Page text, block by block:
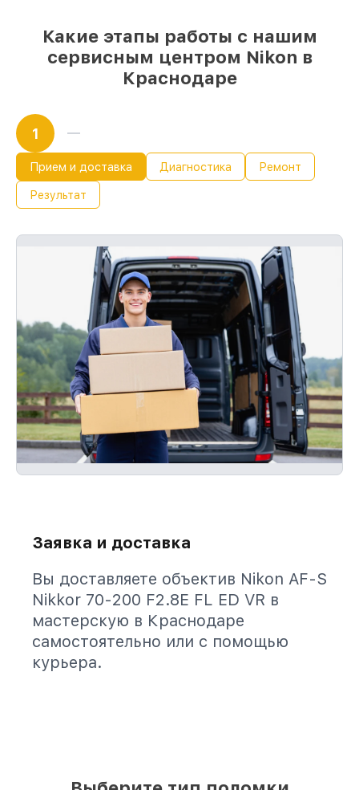
Какие этапы работы с нашим
сервисным центром Nikon в
Краснодаре
1
Прием и доставка Диагностика Ремонт
Результат
Заявка и доставка
Вы доставляете объектив Nikon AF-S
Nikkor 70-200 F2.8E FL ED VR в
мастерскую в Краснодаре
самостоятельно или с помощью
курьера.